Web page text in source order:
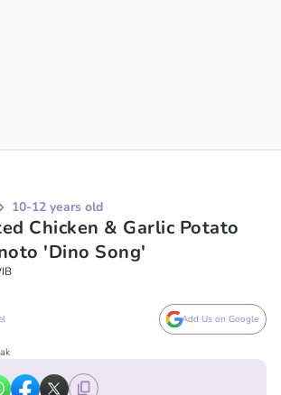
10-12 years old
Chicken & Garlic Potato
'Dino Song'
Add Us on Google